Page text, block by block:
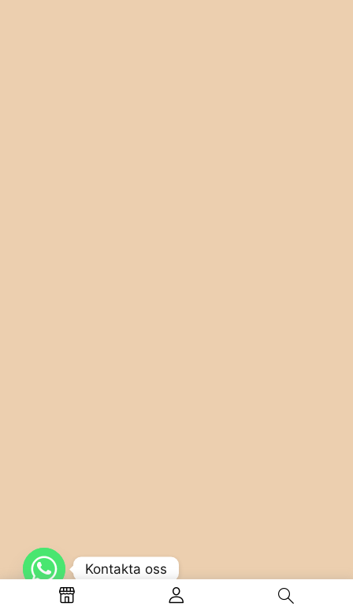
Kontakta oss